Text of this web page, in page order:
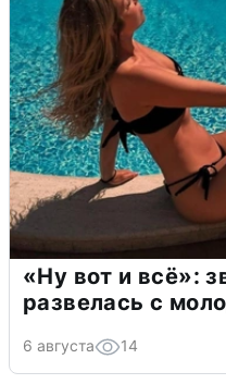
«Ну вот и всё»:
развелась с
6 августа 14